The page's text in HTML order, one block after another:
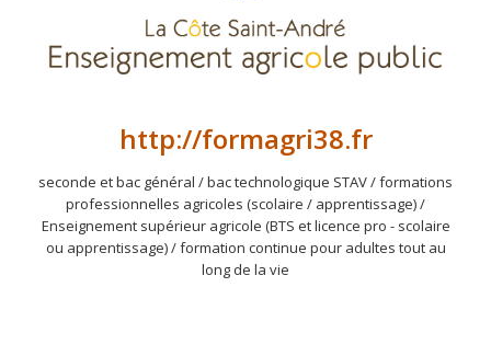
http://formagri38.fr
seconde et bac général / bac technologique STAV / formations
professionnelles agricoles (scolaire / apprentissage) /
Enseignement supérieur agricole (BTS et licence pro - scolaire
ou apprentissage) / formation continue pour adultes tout au
long de la vie